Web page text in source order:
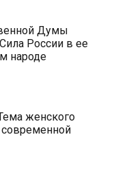
Думы
России в ее
народе
женского